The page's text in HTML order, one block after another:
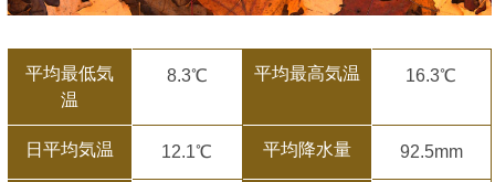
平均最低気
温
8.3℃ 平均最高気温 16.3℃
日平均気温 12.1℃ 平均降水量 92.5mm